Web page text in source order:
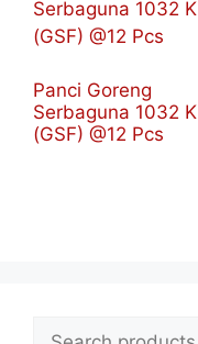
Panci Goreng
Serbaguna 1032 K
(GSF) @12 Pcs
Search